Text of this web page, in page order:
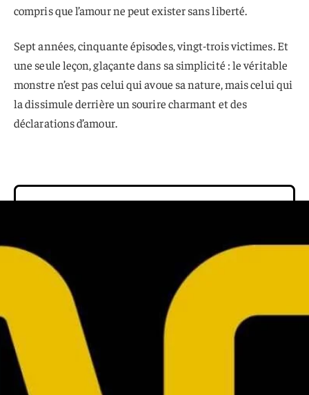
compris que l’amour ne peut exister sans liberté.
Sept années, cinquante épisodes, vingt-trois victimes. Et
une seule leçon, glaçante dans sa simplicité : le véritable
monstre n’est pas celui qui avoue sa nature, mais celui qui
la dissimule derrière un sourire charmant et des
déclarations d’amour.